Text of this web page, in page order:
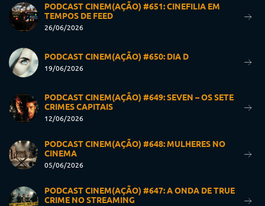
PODCAST CINEM(AÇÃO) #651: CINEFILIA EM
TEMPOS DE FEED
26/06/2026
PODCAST CINEM(AÇÃO) #650: DIA D
19/06/2026
PODCAST CINEM(AÇÃO) #649: SEVEN – OS SETE
CRIMES CAPITAIS
12/06/2026
PODCAST CINEM(AÇÃO) #648: MULHERES NO
CINEMA
05/06/2026
PODCAST CINEM(AÇÃO) #647: A ONDA DE TRUE
CRIME NO STREAMING